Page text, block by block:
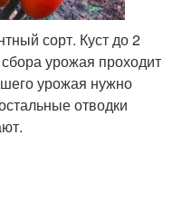
сорт. Куст до 2
урожая проходит
урожая нужно
отводки